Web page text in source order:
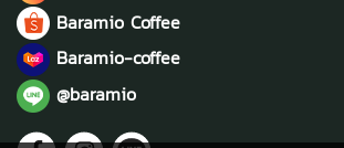
Baramio Coffee
Baramio-coffee
@baramio